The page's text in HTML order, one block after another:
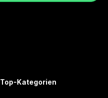
Top-Kategorien